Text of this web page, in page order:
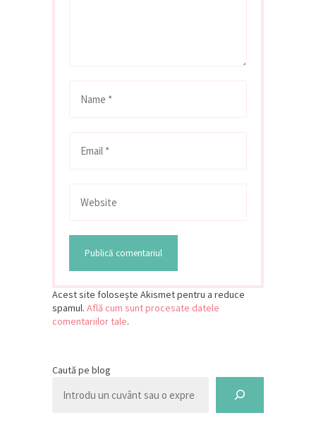
Acest site folosește Akismet pentru a reduce
spamul. Află cum sunt procesate datele
comentariilor tale.
Caută pe blog